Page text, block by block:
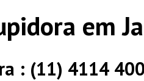
em
: (11) 4114